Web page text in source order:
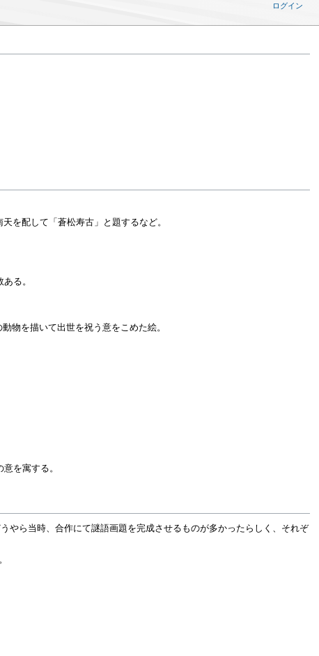
を配して「蒼松寿古」と題するなど。
る。
物を描いて出世を祝う意をこめた絵。
を寓する。
やら当時、合作にて謎語画題を完成させるものが多かったらしく、それぞ
ログイン